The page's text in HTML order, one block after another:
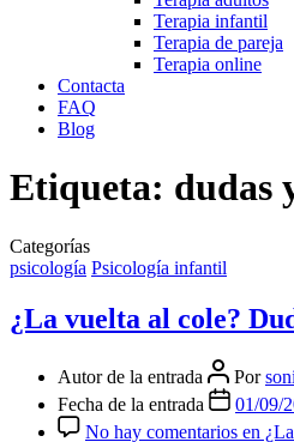
Terapia infantil
Terapia de pareja
Terapia online
Contacta
FAQ
Blog
Etiqueta: dudas
Categorías
psicología Psicología infantil
¿La vuelta al cole?
Autor de la entrada Por
Fecha de la entrada
01/09/
No hay comentarios en